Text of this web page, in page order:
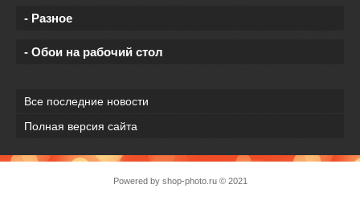
- Разное
- Обои на рабочий стол
Все последние новости
Полная версия сайта
Powered by shop-photo.ru© 2021